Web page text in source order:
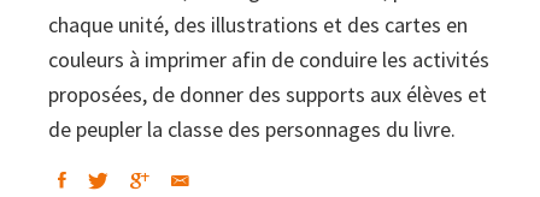
chaque unité, des illustrations et des cartes en
couleurs à imprimer afin de conduire les activités
proposées, de donner des supports aux élèves et
de peupler la classe des personnages du livre.